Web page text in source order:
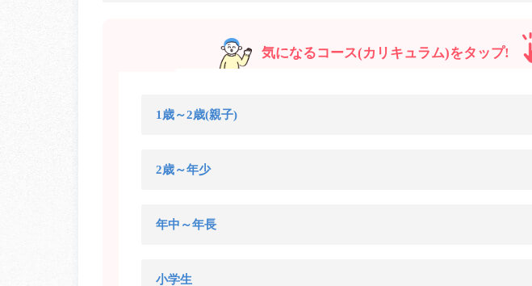
気になるコース(カリキュラム)をタップ!
1歳～2歳(親子)
2歳～年少
年中～年長
小学生